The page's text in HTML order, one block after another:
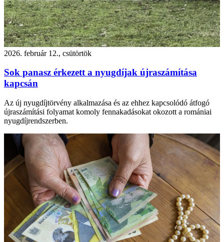
2026. február 12., csütörtök
Sok panasz érkezett a nyugdíjak újraszámítása
kapcsán
Az új nyugdíjtörvény alkalmazása és az ehhez kapcsolódó átfogó
újraszámítási folyamat komoly fennakadásokat okozott a romániai
nyugdíjrendszerben.